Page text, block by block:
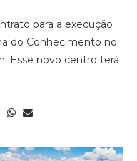
para a execução
do Conhecimento no
Esse novo centro terá